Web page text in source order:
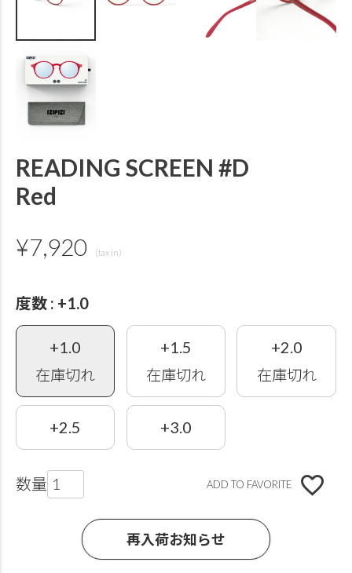
READING SCREEN #D
Red
¥7,920
度数 +1.0
+1.0
在庫切れ
+1.5
在庫切れ
+2.0
在庫切れ
+2.5 +3.0
ADD TO FAVORITE
再入荷お知らせ